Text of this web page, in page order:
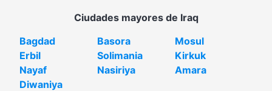
Ciudades mayores de Iraq
Bagdad
Basora
Mosul
Erbil
Solimania
Kirkuk
Nayaf
Nasiriya
Amara
Diwaniya